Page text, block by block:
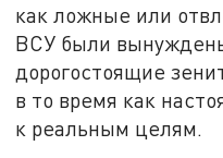
как ложные или
ВСУ были
дорогостоящие
в то время как
к реальным целям.